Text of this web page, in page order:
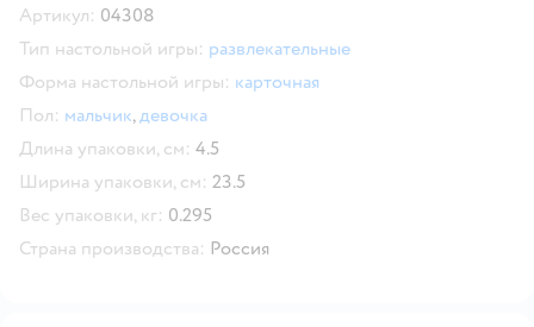
Артикул: 04308
Тип настольной игры: развлекательные
Форма настольной игры: карточная
Пол: мальчик,девочка
Длина упаковки, см: 4.5
Ширина упаковки, см: 23.5
Вес упаковки, кг: 0.295
Страна производства: Россия